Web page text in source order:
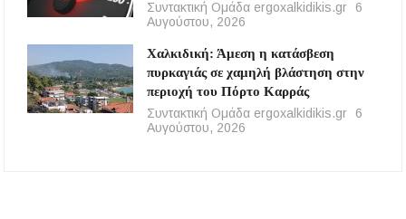
Συντακτική Ομάδα ergoxalkidikis.gr
6
Αυγούστου, 2026
Χαλκιδική: Άμεση η κατάσβεση
πυρκαγιάς σε χαμηλή βλάστηση στην
περιοχή του Πόρτο Καρράς
Συντακτική Ομάδα ergoxalkidikis.gr
6
Αυγούστου, 2026